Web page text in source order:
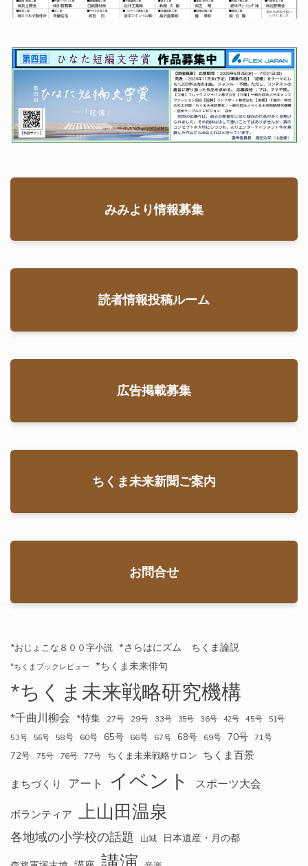
みみより情報募集
読者情報投稿ルーム
広告掲載募集
ちくま未来新聞ご案内
お問合せ
*おじょこな８００字小説 *さらはにズム ちくま論説
*ちくまブックレビュー *ちくま未来俳句
*ちくま未来戦略研究機構
*千曲川柳会 *特集 27号 29号 33号 35号 36号 42号 45号
51号
53号
56号 58号 60号 65号 66号 67号 68号 69号 70号 71号
72号 75号 76号 77号 ちくま未来戦略サロン ちくま百景
まちづくり アート イベント スポーツ大会
ボランティア 上山田温泉
各地域の小学校の話題 山城 日本遺産・月の都